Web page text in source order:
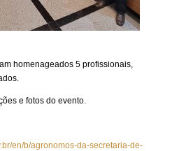
homenageados 5 profissionais,
e fotos do evento.
en/b/agronomos-da-secretaria-de-